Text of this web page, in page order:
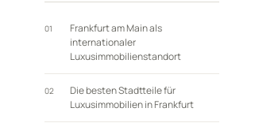
01
Frankfurt am Main als
internationaler
Luxusimmobilienstandort
02
Die besten Stadtteile für
Luxusimmobilien in Frankfurt